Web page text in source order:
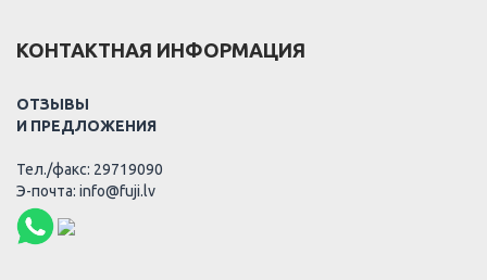
КОНТАКТНАЯ ИНФОРМАЦИЯ
ОТЗЫВЫ
И ПРЕДЛОЖЕНИЯ
Тел./факс: 29719090
Э-почта: info@fuji.lv